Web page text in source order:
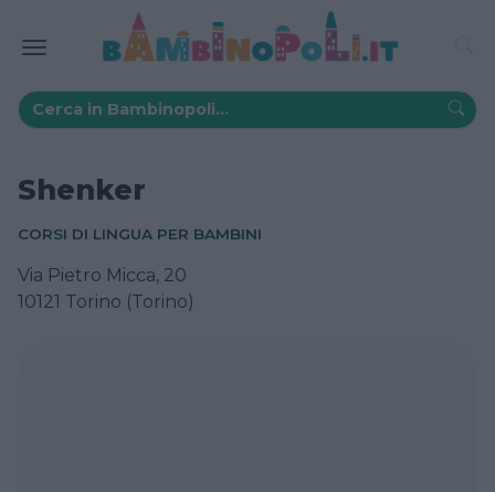
Shenker
CORSI DI LINGUA PER BAMBINI
Via Pietro Micca, 20
10121 Torino (Torino)